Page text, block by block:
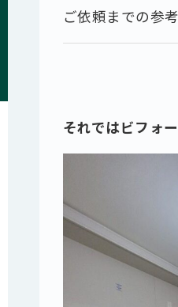
ご依頼までの参
それではビフォ